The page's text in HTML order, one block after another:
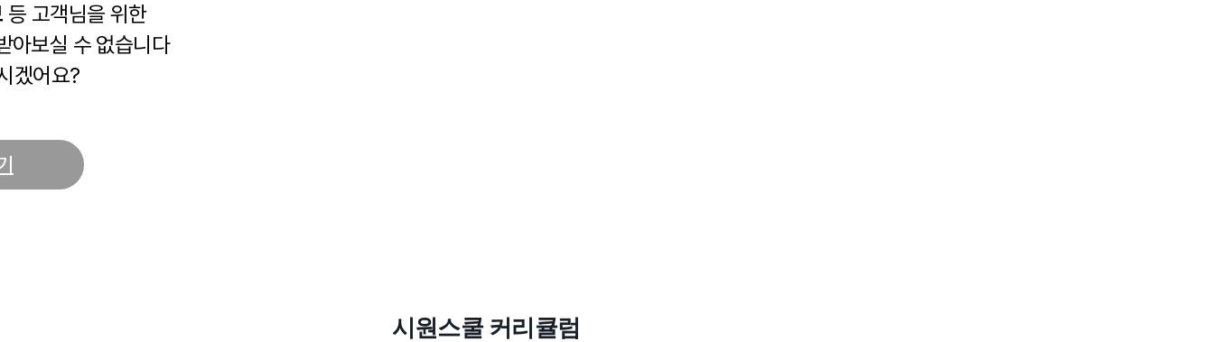
등 고객님을 위한
아보실 수 없습니다
겠어요?
시원스쿨 커리큘럼